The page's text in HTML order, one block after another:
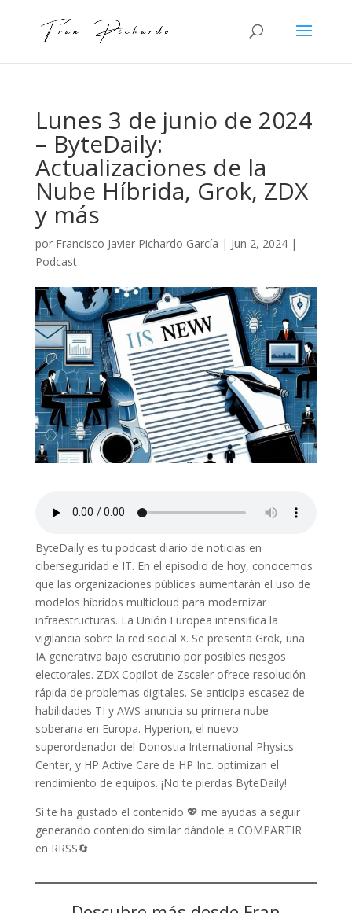
Lunes 3 de junio de 2024
– ByteDaily:
Actualizaciones de la
Nube Híbrida, Grok, ZDX
y más
por Francisco Javier Pichardo García | Jun 2, 2024|
Podcast
ByteDaily es tu podcast diario de noticias en
ciberseguridad e IT. En el episodio de hoy, conocemos
que las organizaciones públicas aumentarán el uso de
modelos híbridos multicloud para modernizar
infraestructuras. La Unión Europea intensifica la
vigilancia sobre la red social X. Se presenta Grok, una
IA generativa bajo escrutinio por posibles riesgos
electorales. ZDX Copilot de Zscaler ofrece resolución
rápida de problemas digitales. Se anticipa escasez de
habilidades TI y AWS anuncia su primera nube
soberana en Europa. Hyperion, el nuevo
superordenador del Donostia International Physics
Center, y HP Active Care de HP Inc. optimizan el
rendimiento de equipos. ¡No te pierdas ByteDaily!
Si te ha gustado el contenido 💖 me ayudas a seguir
generando contenido similar dándole a COMPARTIR
en RRSS🔄